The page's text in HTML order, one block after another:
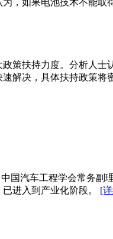
，如果电池技术不能取
策扶持力度。分析人
解决，具体扶持政策将
国汽车工程学会常务副
进入到产业化阶段。 [